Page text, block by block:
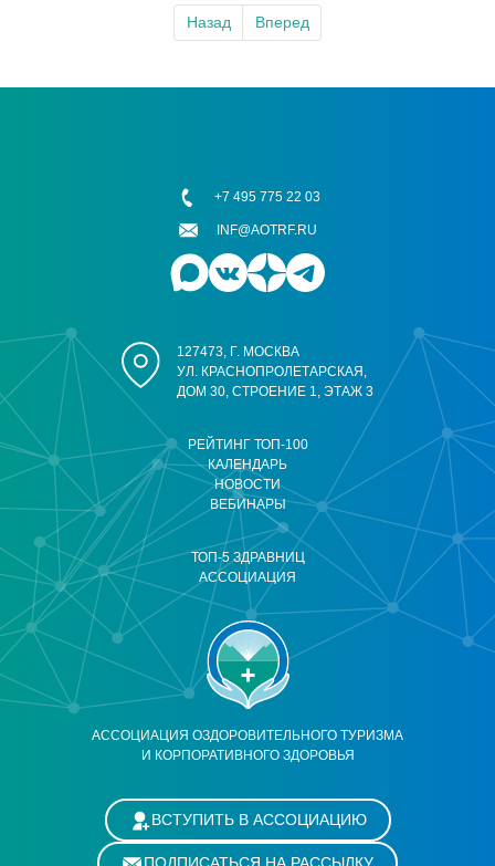
Назад Вперед
АССОЦИАЦИЯ ОЗДОРОВИТЕЛЬНОГО ТУРИЗМА
И КОРПОРАТИВНОГО ЗДОРОВЬЯ
РЕЙТИНГ ТОП-100
КАЛЕНДАРЬ
НОВОСТИ
ВЕБИНАРЫ
ТОП-5 ЗДРАВНИЦ
АССОЦИАЦИЯ
127473, Г. МОСКВА
УЛ. КРАСНОПРОЛЕТАРСКАЯ,
ДОМ 30, СТРОЕНИЕ 1, ЭТАЖ 3
+7 495 775 22 03
INF@AOTRF.RU
ВСТУПИТЬ В АССОЦИАЦИЮ